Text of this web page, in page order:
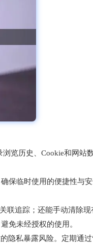
览历史、Cookie和网站
保临时使用的便捷性与
联追踪；还能手动清除现
免未经授权的使用。
隐私暴露风险。定期通